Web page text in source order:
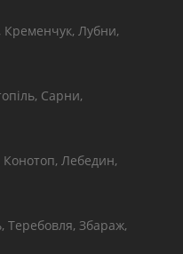
Кременчук, Лубни,
Сарни,
Конотоп, Лебедин,
Збараж,